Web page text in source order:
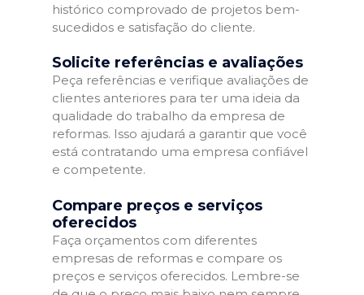
histórico comprovado de projetos bem-
sucedidos e satisfação do cliente.
Solicite referências e avaliações
Peça referências e verifique avaliações de
clientes anteriores para ter uma ideia da
qualidade do trabalho da empresa de
reformas. Isso ajudará a garantir que você
está contratando uma empresa confiável
e competente.
Compare preços e serviços
oferecidos
Faça orçamentos com diferentes
empresas de reformas e compare os
preços e serviços oferecidos. Lembre-se